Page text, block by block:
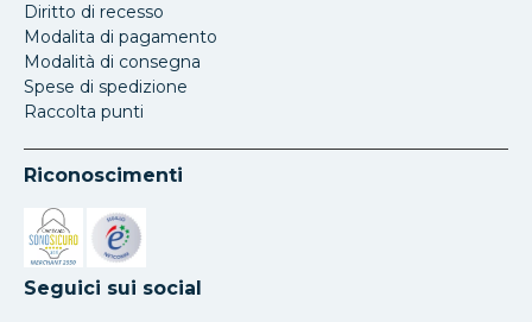
Diritto di recesso
Modalita di pagamento
Modalità di consegna
Spese di spedizione
Raccolta punti
Riconoscimenti
Si apre in una nuova scheda
Si apre in una nuova scheda
Seguici sui social